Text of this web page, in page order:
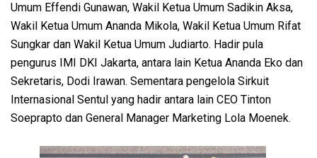
Umum Effendi Gunawan, Wakil Ketua Umum Sadikin Aksa,
Wakil Ketua Umum Ananda Mikola, Wakil Ketua Umum Rifat
Sungkar dan Wakil Ketua Umum Judiarto. Hadir pula
pengurus IMI DKI Jakarta, antara lain Ketua Ananda Eko dan
Sekretaris, Dodi Irawan. Sementara pengelola Sirkuit
Internasional Sentul yang hadir antara lain CEO Tinton
Soeprapto dan General Manager Marketing Lola Moenek.